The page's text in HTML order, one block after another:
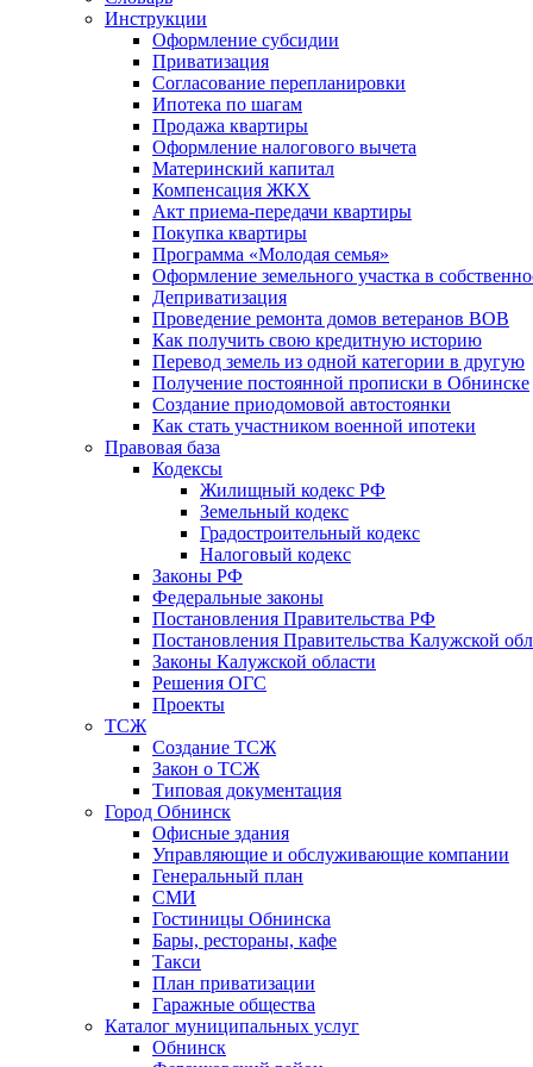
Инструкции
Оформление субсидии
Приватизация
Согласование перепланировки
Ипотека по шагам
Продажа квартиры
Оформление налогового вычета
Материнский капитал
Компенсация ЖКХ
Акт приема-передачи квартиры
Покупка квартиры
Программа «Молодая семья»
Оформление земельного участка в
Деприватизация
Проведение ремонта домов ветеранов ВОВ
Как получить свою кредитную историю
Перевод земель из одной категории в другую
Получение постоянной прописки в Обнинске
Создание приодомовой автостоянки
Как стать участником военной ипотеки
Правовая база
Кодексы
Жилищный кодекс РФ
Земельный кодекс
Градостроительный кодекс
Налоговый кодекс
Законы РФ
Федеральные законы
Постановления Правительства РФ
Постановления Правительства Калужской
Законы Калужской области
Решения ОГС
Проекты
ТСЖ
Создание ТСЖ
Закон о ТСЖ
Типовая документация
Город Обнинск
Офисные здания
Управляющие и обслуживающие компании
Генеральный план
СМИ
Гостиницы Обнинска
Бары, рестораны, кафе
Такси
План приватизации
Гаражные общества
Каталог муниципальных услуг
Обнинск